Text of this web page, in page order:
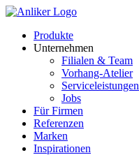
Produkte
Unternehmen
Filialen & Team
Vorhang-Atelier
Serviceleistungen
Jobs
Für Firmen
Referenzen
Marken
Inspirationen